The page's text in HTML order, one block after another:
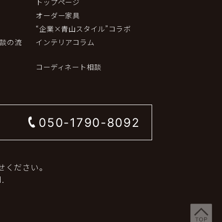
オーダー家具
“企業×青山スタイル”コラボ
の流
インテリアコラム
コーディネート相談
050-1790-8092
ださい。